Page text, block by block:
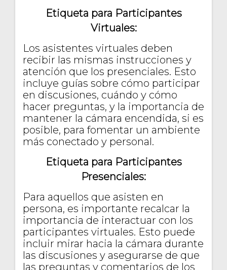
Etiqueta para Participantes
Virtuales:
Los asistentes virtuales deben
recibir las mismas instrucciones y
atención que los presenciales. Esto
incluye guías sobre cómo participar
en discusiones, cuándo y cómo
hacer preguntas, y la importancia de
mantener la cámara encendida, si es
posible, para fomentar un ambiente
más conectado y personal.
Etiqueta para Participantes
Presenciales:
Para aquellos que asisten en
persona, es importante recalcar la
importancia de interactuar con los
participantes virtuales. Esto puede
incluir mirar hacia la cámara durante
las discusiones y asegurarse de que
las preguntas y comentarios de los